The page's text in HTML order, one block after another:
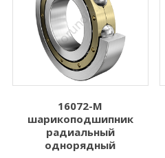
Внутренний
диаметр d (мм)
1.000
2.000
3.000
4.000
16072-M
шарикоподшипник
радиальный
однорядный